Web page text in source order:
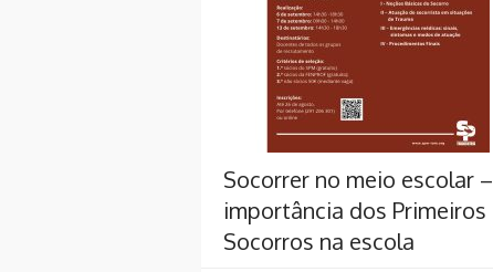
Socorrer no meio escolar –
importância dos Primeiros
Socorros na escola